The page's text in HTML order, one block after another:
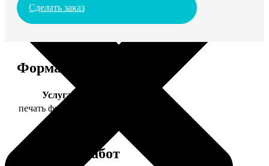
Сделать заказ
Форматы и цены
Услуга
печать фото 15х20
Примеры работ